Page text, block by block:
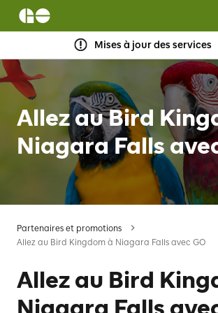
Mises à jour des services
Allez au Bird
Niagara Falls
Partenaires et promotions
Allez au Bird Kingdom à Niagara Falls avec GO
Allez au Bird